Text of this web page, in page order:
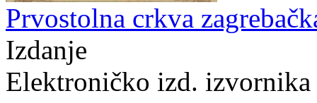
Prvostolna crkva
Izdanje
Elektroničko izd.